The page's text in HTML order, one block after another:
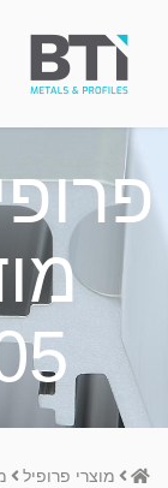
Homeמוצרי פרופיל